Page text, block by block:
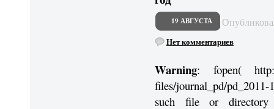
19 АВГУСТА
Нет комментариев
Warning: fopen( http://
files/journal_pd/
such file or